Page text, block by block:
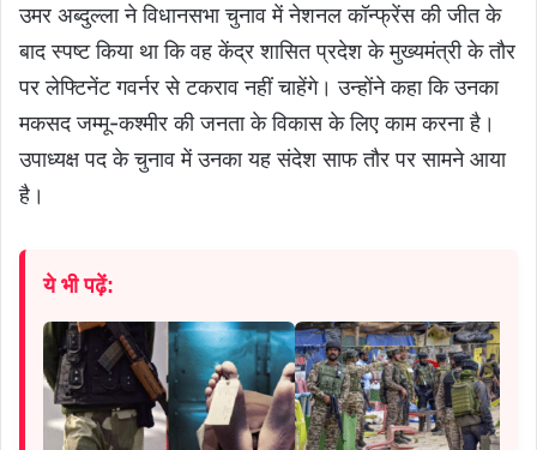
उमर अब्दुल्ला ने विधानसभा चुनाव में नेशनल कॉन्फ्रेंस की जीत के
बाद स्पष्ट किया था कि वह केंद्र शासित प्रदेश के मुख्यमंत्री के तौर
पर लेफ्टिनेंट गवर्नर से टकराव नहीं चाहेंगे। उन्होंने कहा कि उनका
मकसद जम्मू-कश्मीर की जनता के विकास के लिए काम करना है।
उपाध्यक्ष पद के चुनाव में उनका यह संदेश साफ तौर पर सामने आया
है।
ये भी पढ़ें: